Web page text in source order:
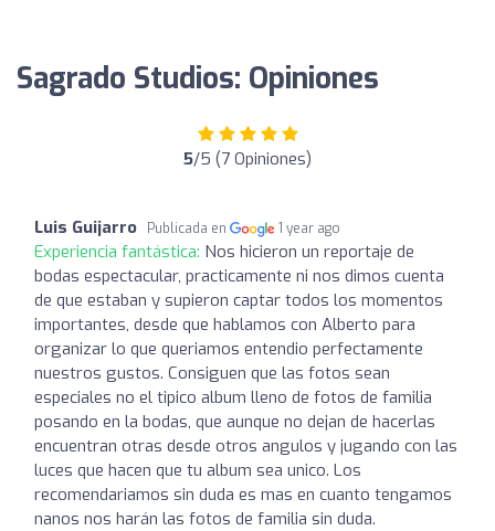
Sagrado Studios: Opiniones
5/5 (7 Opiniones)
Luis Guijarro Publicada en 1 year ago
Experiencia fantástica: Nos hicieron un reportaje de
bodas espectacular, practicamente ni nos dimos cuenta
de que estaban y supieron captar todos los momentos
importantes, desde que hablamos con Alberto para
organizar lo que queriamos entendio perfectamente
nuestros gustos. Consiguen que las fotos sean
especiales no el tipico album lleno de fotos de familia
posando en la bodas, que aunque no dejan de hacerlas
encuentran otras desde otros angulos y jugando con las
luces que hacen que tu album sea unico. Los
recomendariamos sin duda es mas en cuanto tengamos
nanos nos harán las fotos de familia sin duda.